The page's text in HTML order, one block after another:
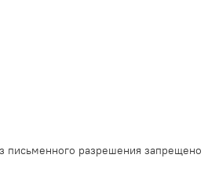
письменного разрешения запрещено